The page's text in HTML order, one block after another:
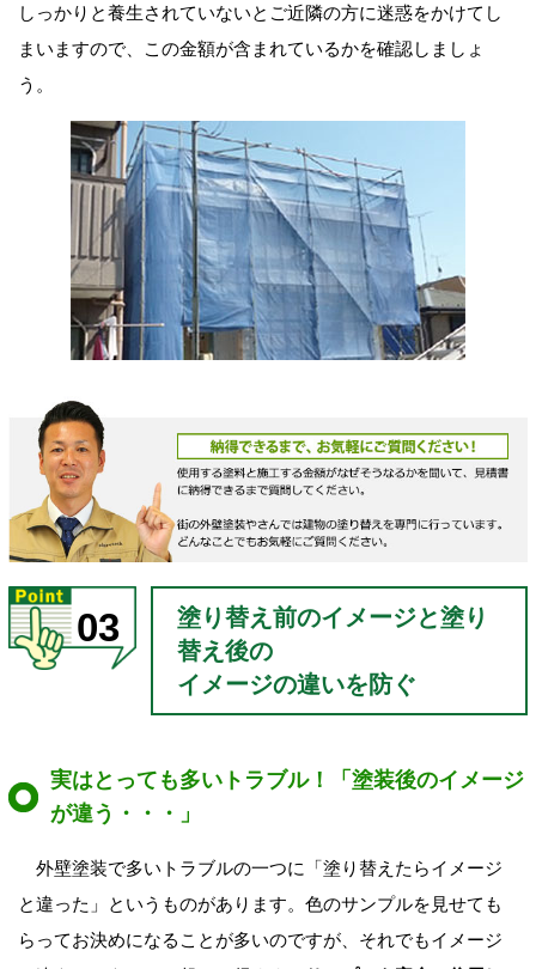
しっかりと養生されていないとご近隣の方に迷惑をかけてし
まいますので、この金額が含まれているかを確認しましょ
う。
03
塗り替え前のイメージと塗り
替え後の
イメージの違いを防ぐ
実はとっても多いトラブル！「塗装後のイメージ
が違う・・・」
外壁塗装で多いトラブルの一つに「塗り替えたらイメージ
と違った」というものがあります。色のサンプルを見せても
らってお決めになることが多いのですが、それでもイメージ